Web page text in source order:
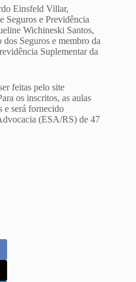
Einsfeld Villar,
Seguros e Previdência
Wichineski Santos,
Seguros e membro da
Suplementar da
feitas pelo site
os inscritos, as aulas
e será fornecido
(ESA/RS) de 47